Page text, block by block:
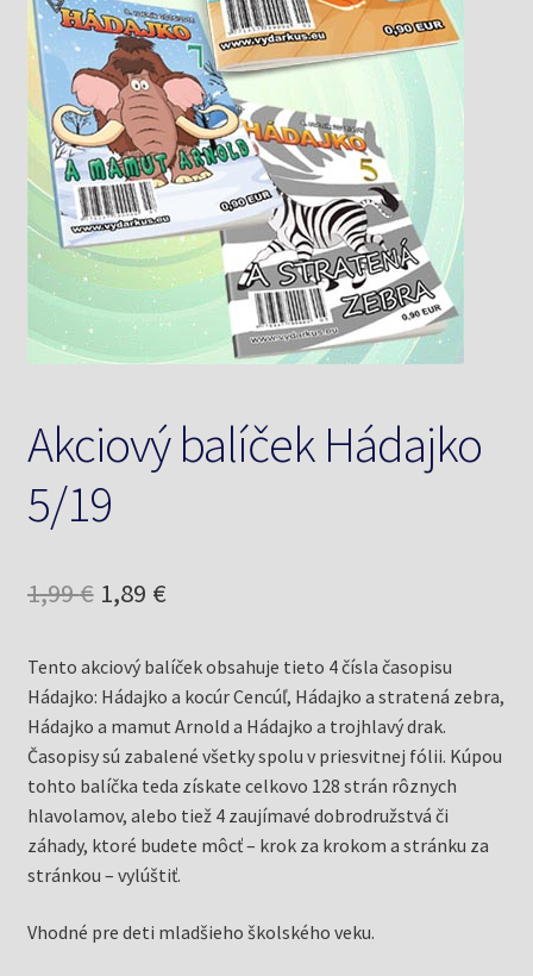
Akciový balíček Hádajko
5/19
1,99€ Pôvodná
bola:
1,99 €.
1,89 €Aktuálna
je:
1,89 €.
Tento akciový balíček obsahuje tieto 4 čísla časopisu
Hádajko: Hádajko a kocúr Cencúľ, Hádajko a stratená zebra,
Hádajko a mamut Arnold a Hádajko a trojhlavý drak.
Časopisy sú zabalené všetky spolu v priesvitnej fólii. Kúpou
tohto balíčka teda získate celkovo 128 strán rôznych
hlavolamov, alebo tiež 4 zaujímavé dobrodružstvá či
záhady, ktoré budete môcť – krok za krokom a stránku za
stránkou – vylúštiť.
Vhodné pre deti mladšieho školského veku.